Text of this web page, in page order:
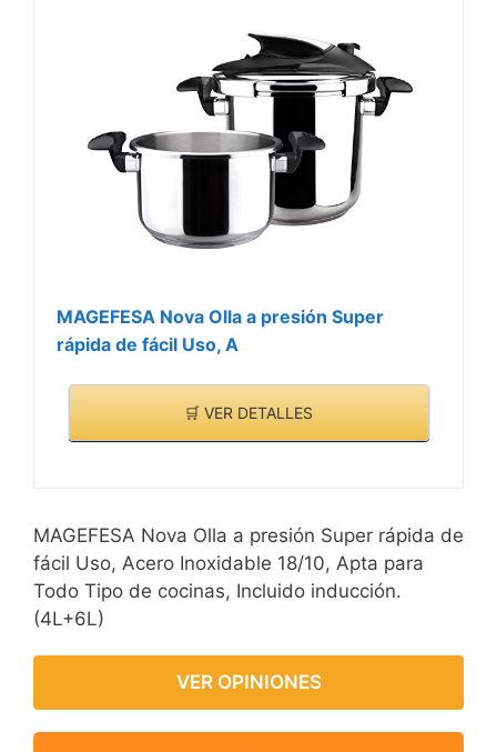
MAGEFESA Nova Olla a presión Super
rápida de fácil Uso, A
🛒 VER DETALLES
MAGEFESA Nova Olla a presión Super rápida de
fácil Uso, Acero Inoxidable 18/10, Apta para
Todo Tipo de cocinas, Incluido inducción.
(4L+6L)
VER OPINIONES